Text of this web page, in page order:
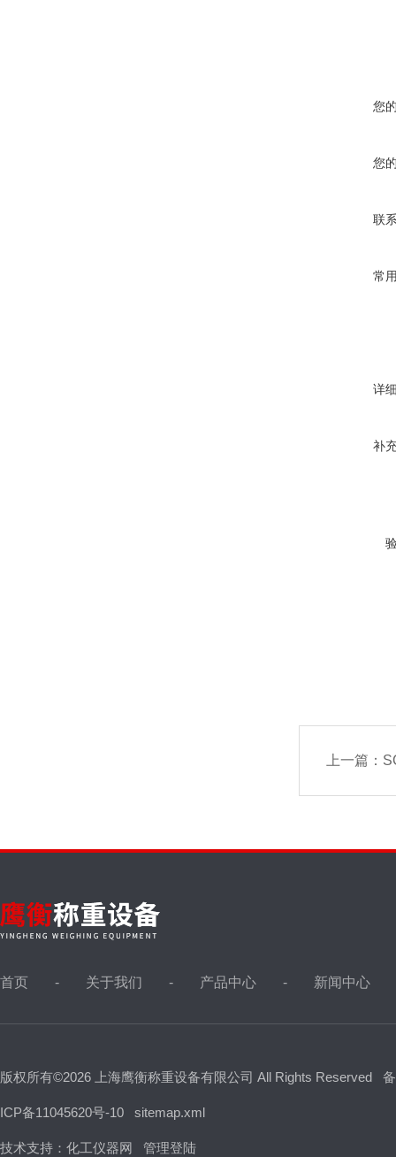
您
您
联
常
详
补
上一篇：
首页 关于我们 产品中心 新闻中心
版权所有©2026 上海鹰衡称重设备有限公司 All Rights Reserved
ICP备11045620号-10 sitemap.xml
技术支持： 化工仪器网 管理登陆